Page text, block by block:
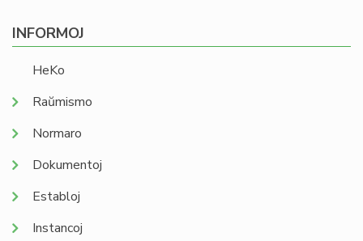
INFORMOJ
HeKo
Raŭmismo
Normaro
Dokumentoj
Establoj
Instancoj